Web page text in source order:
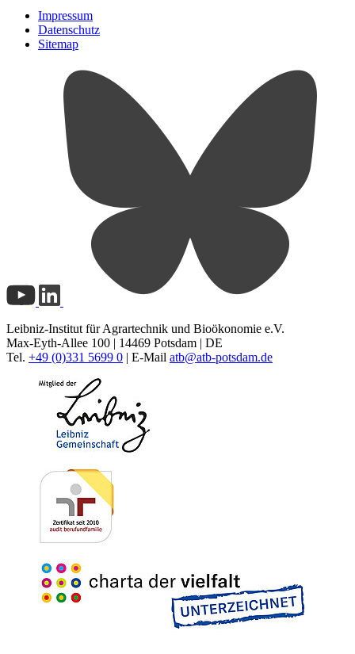
Impressum
Datenschutz
Sitemap
Leibniz-Institut für Agrartechnik und Bioökonomie e.V.
Max-Eyth-Allee 100 | 14469 Potsdam | DE
Tel. +49 (0)331 5699 0 | E-Mail atb@atb-potsdam.de